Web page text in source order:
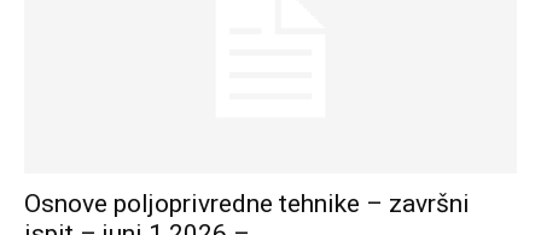
Osnove poljoprivredne tehnike – završni